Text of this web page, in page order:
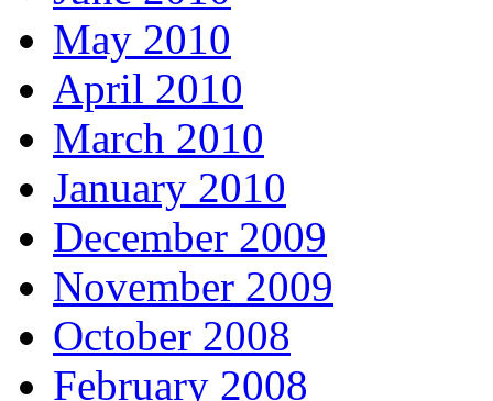
May 2010
April 2010
March 2010
January 2010
December 2009
November 2009
October 2008
February 2008